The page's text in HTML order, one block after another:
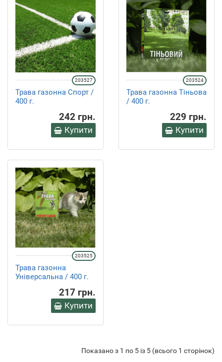
Трава газонна Спорт /
400 г.
203527
242 грн.
Купити
Трава газонна Тіньова
/ 400 г.
203524
229 грн.
Купити
Трава газонна
Універсальна / 400 г.
203525
217 грн.
Купити
Показано з 1 по 5 із 5 (всього 1 сторінок)